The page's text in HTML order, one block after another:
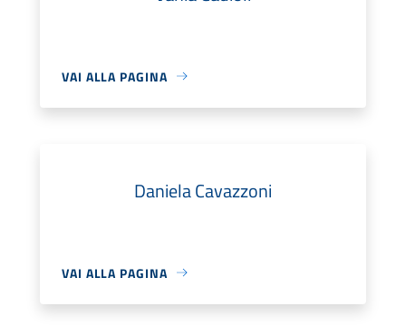
VAI ALLA PAGINA
Daniela Cavazzoni
VAI ALLA PAGINA